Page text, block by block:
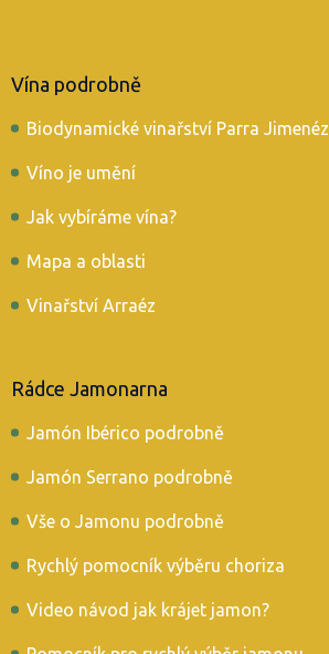
Vína podrobně
Biodynamické vinařství Parra Jimenéz
Víno je umění
Jak vybíráme vína?
Mapa a oblasti
Vinařství Arraéz
Rádce Jamonarna
Jamón Ibérico podrobně
Jamón Serrano podrobně
Vše o Jamonu podrobně
Rychlý pomocník výběru choriza
Video návod jak krájet jamon?